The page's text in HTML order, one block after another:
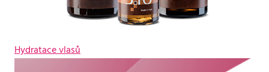
Hydratace vlasů